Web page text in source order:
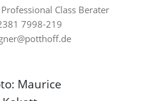
Class Berater
7998-219